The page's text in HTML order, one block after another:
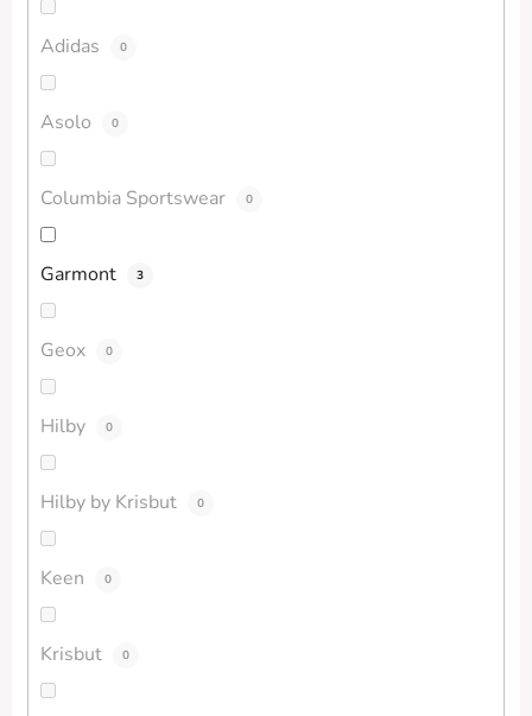
Adidas 0
Asolo 0
Columbia Sportswear 0
Garmont 3
Geox 0
Hilby 0
Hilby by Krisbut 0
Keen 0
Krisbut 0